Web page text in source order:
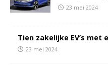
23 mei 2024
Tien zakelijke EV’s met
23 mei 2024